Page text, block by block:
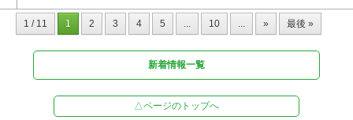
1 / 11 1 2 3 4 5 ... 10 ... » 最後 »
新着情報一覧
△ページのトップへ